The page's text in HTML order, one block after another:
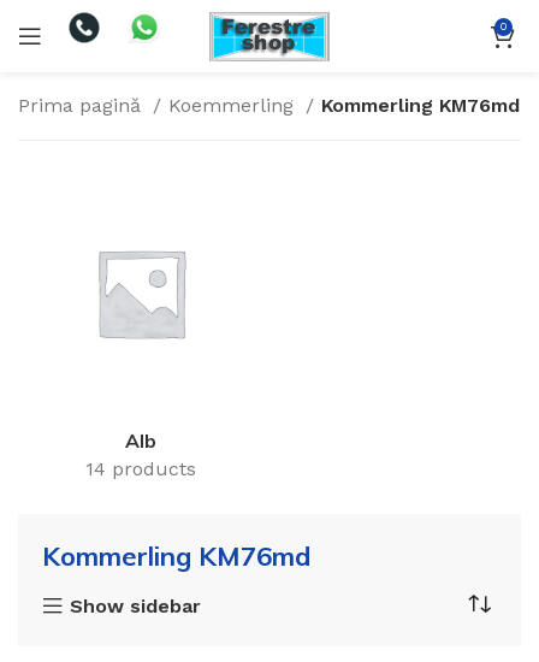
0
Prima pagină Koemmerling Kommerling KM76md
Alb
14 products
Kommerling KM76md
Show sidebar